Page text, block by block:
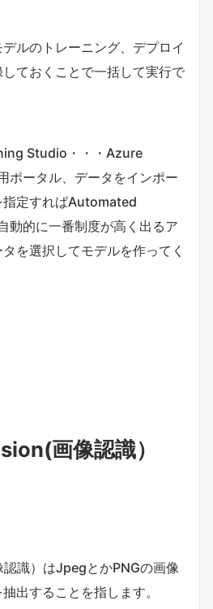
ルのトレーニング、デプロイ
ておくことで一括して実行で
Studio・・・Azure
ポータル、データをインポー
指定すればAutomated
動的に一番制度が高く出るア
を選択してモデルを作ってく
画像認識）
識）はJpegとかPNGの画像
出することを指します。